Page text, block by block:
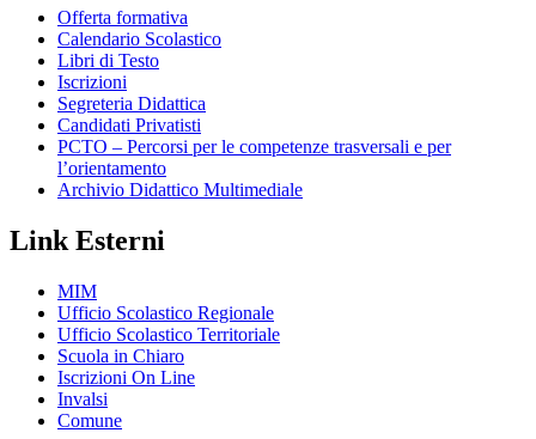
Offerta formativa
Calendario Scolastico
Libri di Testo
Iscrizioni
Segreteria Didattica
Candidati Privatisti
PCTO – Percorsi per le competenze trasversali e per
l’orientamento
Archivio Didattico Multimediale
Link Esterni
MIM
Ufficio Scolastico Regionale
Ufficio Scolastico Territoriale
Scuola in Chiaro
Iscrizioni On Line
Invalsi
Comune